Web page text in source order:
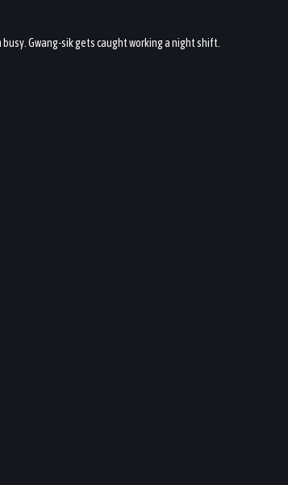
Gwang-sik gets caught working a night shift.